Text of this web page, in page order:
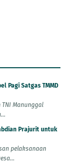
Pagi Satgas TMMD
TNI Manunggal
Prajurit untuk
pelaksanaan